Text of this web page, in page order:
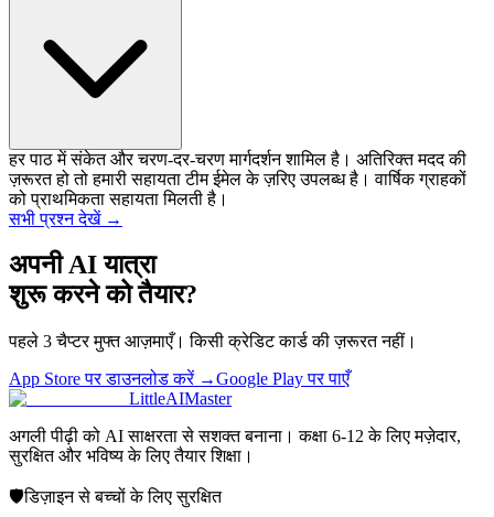
हर पाठ में संकेत और चरण-दर-चरण मार्गदर्शन शामिल है। अतिरिक्त मदद की
ज़रूरत हो तो हमारी सहायता टीम ईमेल के ज़रिए उपलब्ध है। वार्षिक ग्राहकों
को प्राथमिकता सहायता मिलती है।
सभी प्रश्न देखें →
अपनी AI यात्रा
शुरू करने को तैयार?
पहले 3 चैप्टर मुफ्त आज़माएँ। किसी क्रेडिट कार्ड की ज़रूरत नहीं।
App Store पर डाउनलोड करें →Google Play पर पाएँ
LittleAIMaster
अगली पीढ़ी को AI साक्षरता से सशक्त बनाना। कक्षा 6-12 के लिए मज़ेदार,
सुरक्षित और भविष्य के लिए तैयार शिक्षा।
🛡️डिज़ाइन से बच्चों के लिए सुरक्षित